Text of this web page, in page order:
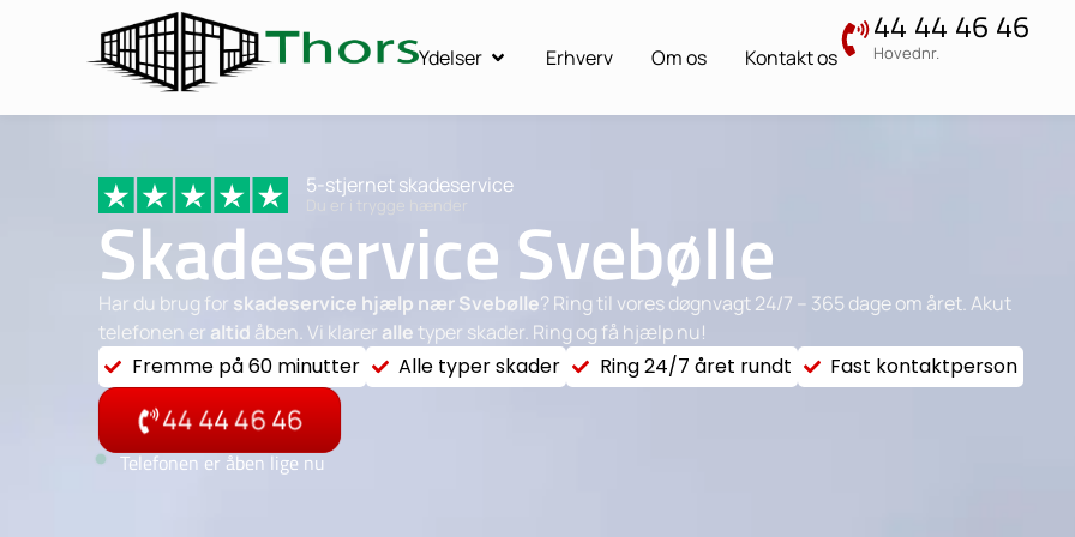
Ydelser Erhverv Om os Kontakt os
44 44 46 46
Hovednr.
5-stjernet skadeservice
Du er i trygge hænder
Skadeservice Svebølle
Har du brug for skadeservice hjælp nær Svebølle? Ring til vores døgnvagt 24/7 – 365 dage om året. Akut
telefonen er altid åben. Vi klarer alletyper skader. Ring og få hjælp nu!
Fremme på 60 minutter Alle typer skader Ring 24/7 året rundt Fast kontaktperson
44 44 46 46
Telefonen er åben lige nu